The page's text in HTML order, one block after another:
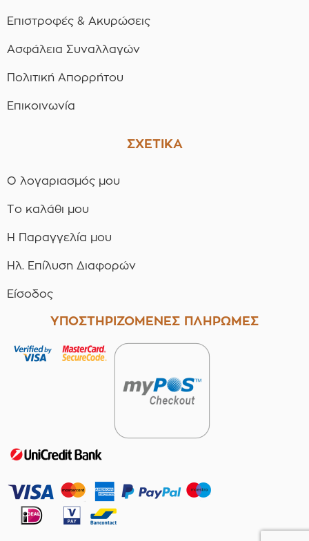
Επιστροφές & Ακυρώσεις
Ασφάλεια Συναλλαγών
Πολιτική Απορρήτου
Επικοινωνία
ΣΧΕΤΙΚΑ
Ο λογαριασμός μου
Το καλάθι μου
Η Παραγγελία μου
Ηλ. Επίλυση Διαφορών
Είσοδος
ΥΠΟΣΤΗΡΙΖΟΜΕΝΕΣ ΠΛΗΡΩΜΕΣ